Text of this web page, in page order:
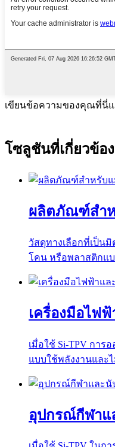
เขียนข้อความของคุณที่นี่แ
โซลูชันที่เกี่ยวข้อ
ผลิตภัณฑ์สำห
วัสดุทางเลือกที่เป็น
โคน หรือพลาสติกแ
เครื่องมือไฟ
เมื่อใช้ Si-TPV กา
แบบใช้พลังงานและ
อุปกรณ์กีฬาแ